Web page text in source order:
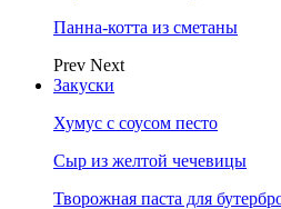
Панна-котта из сметаны
Prev Next
Закуски
Хумус с соусом песто
Сыр из желтой чечевицы
Творожная паста для